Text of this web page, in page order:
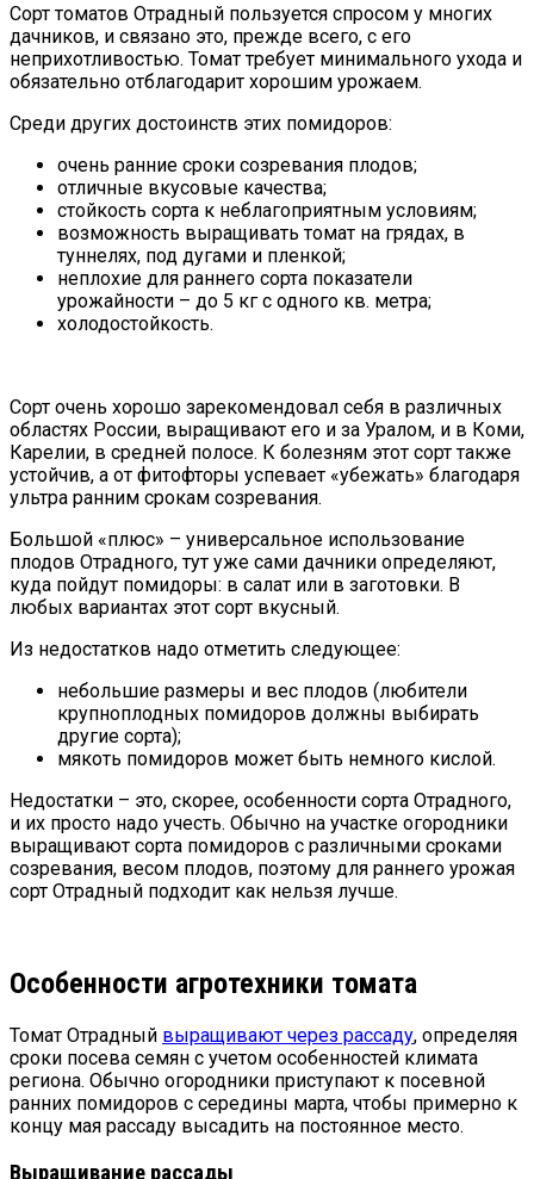
Сорт томатов Отрадный пользуется спросом у многих
дачников, и связано это, прежде всего, с его
неприхотливостью. Томат требует минимального ухода и
обязательно отблагодарит хорошим урожаем.
Среди других достоинств этих помидоров:
очень ранние сроки созревания плодов;
отличные вкусовые качества;
стойкость сорта к неблагоприятным условиям;
возможность выращивать томат на грядах, в
туннелях, под дугами и пленкой;
неплохие для раннего сорта показатели
урожайности – до 5 кг с одного кв. метра;
холодостойкость.
Сорт очень хорошо зарекомендовал себя в различных
областях России, выращивают его и за Уралом, и в Коми,
Карелии, в средней полосе. К болезням этот сорт также
устойчив, а от фитофторы успевает «убежать» благодаря
ультра ранним срокам созревания.
Большой «плюс» – универсальное использование
плодов Отрадного, тут уже сами дачники определяют,
куда пойдут помидоры: в салат или в заготовки. В
любых вариантах этот сорт вкусный.
Из недостатков надо отметить следующее:
небольшие размеры и вес плодов (любители
крупноплодных помидоров должны выбирать
другие сорта);
мякоть помидоров может быть немного кислой.
Недостатки – это, скорее, особенности сорта Отрадного,
и их просто надо учесть. Обычно на участке огородники
выращивают сорта помидоров с различными сроками
созревания, весом плодов, поэтому для раннего урожая
сорт Отрадный подходит как нельзя лучше.
Особенности агротехники томата
Томат Отрадный выращивают через рассаду, определяя
сроки посева семян с учетом особенностей климата
региона. Обычно огородники приступают к посевной
ранних помидоров с середины марта, чтобы примерно к
концу мая рассаду высадить на постоянное место.
Выращивание рассады